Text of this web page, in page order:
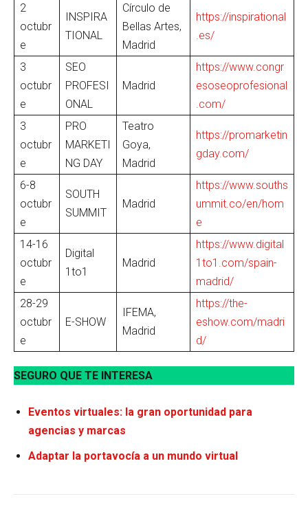
2
octubr
e
INSPIRA
TIONAL
Círculo de
Bellas Artes,
Madrid
https://inspirational
.es/
3
octubr
e
SEO
PROFESI
ONAL
Madrid
https://www.congr
esoseoprofesional
.com/
3
octubr
e
PRO
MARKETI
NG DAY
Teatro
Goya,
Madrid
https://promarketin
gday.com/
6-8
octubr
e
SOUTH
SUMMIT
Madrid
https://www.souths
ummit.co/en/hom
e
14-16
octubr
e
Digital
1to1
Madrid
https://www.digital
1to1.com/spain-
madrid/
28-29
octubr
e
E-SHOW
IFEMA,
Madrid
https://the-
eshow.com/madri
d/
SEGURO QUE TE INTERESA
Eventos virtuales: la gran oportunidad para
agencias y marcas
Adaptar la portavocía a un mundo virtual